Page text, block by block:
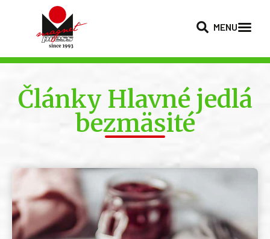
MENU
Články Hlavné jedlá
bezmäsité